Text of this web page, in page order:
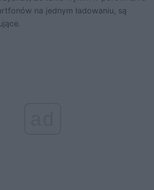
na jednym ładowaniu, są